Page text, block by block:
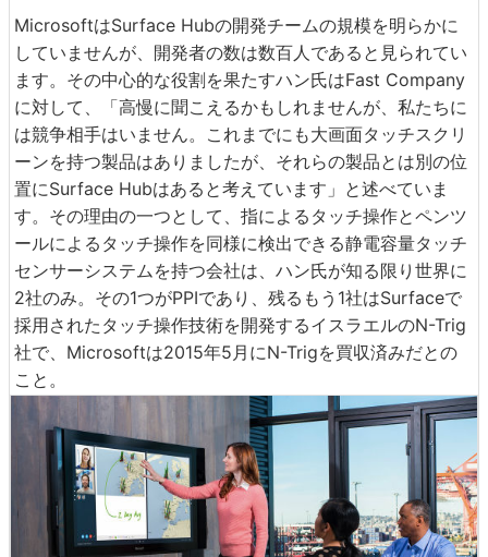
MicrosoftはSurface Hubの開発チームの規模を明らかに
していませんが、開発者の数は数百人であると見られてい
ます。その中心的な役割を果たすハン氏はFast Company
に対して、「高慢に聞こえるかもしれませんが、私たちに
は競争相手はいません。これまでにも大画面タッチスクリ
ーンを持つ製品はありましたが、それらの製品とは別の位
置にSurface Hubはあると考えています」と述べていま
す。その理由の一つとして、指によるタッチ操作とペンツ
ールによるタッチ操作を同様に検出できる静電容量タッチ
センサーシステムを持つ会社は、ハン氏が知る限り世界に
2社のみ。その1つがPPIであり、残るもう1社はSurfaceで
採用されたタッチ操作技術を開発するイスラエルのN-Trig
社で、Microsoftは2015年5月にN-Trigを買収済みだとの
こと。